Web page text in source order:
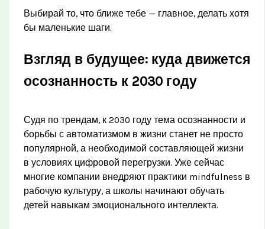
Выбирай то, что ближе тебе — главное, делать хотя
бы маленькие шаги.
Взгляд в будущее: куда движется
осознанность к 2030 году
Судя по трендам, к 2030 году тема осознанности и
борьбы с автоматизмом в жизни станет не просто
популярной, а необходимой составляющей жизни
в условиях цифровой перегрузки. Уже сейчас
многие компании внедряют практики mindfulness в
рабочую культуру, а школы начинают обучать
детей навыкам эмоционального интеллекта.